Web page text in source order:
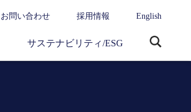
お問い合わせ 採用情報 English
サステナビリティ/ESG